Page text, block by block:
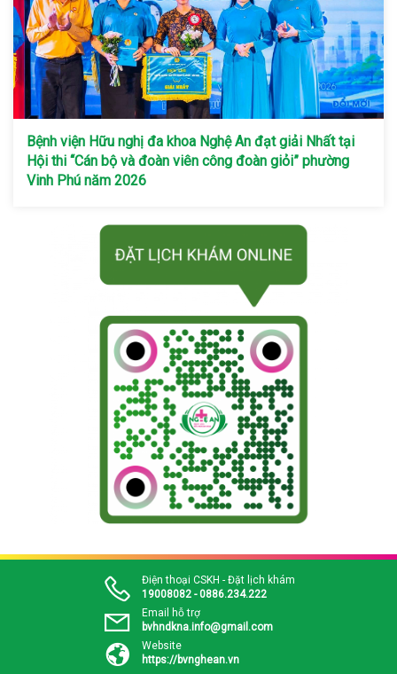
Bệnh viện Hữu nghị đa khoa Nghệ An đạt giải Nhất tại
Hội thi “Cán bộ và đoàn viên công đoàn giỏi” phường
Vinh Phú năm 2026
Điện thoại CSKH - Đặt lịch khám
19008082 - 0886.234.222
Email hỗ trợ
bvhndkna.info@gmail.com
Website
https://bvnghean.vn